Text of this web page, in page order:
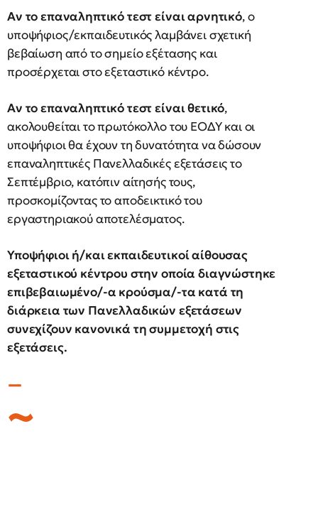
Αν το επαναληπτικό τεστ είναι αρνητικό, ο
υποψήφιος/εκπαιδευτικός λαμβάνει σχετική
βεβαίωση από το σημείο εξέτασης και
προσέρχεται στο εξεταστικό κέντρο.
Αν το επαναληπτικό τεστ είναι θετικό,
ακολουθείται το πρωτόκολλο του ΕΟΔΥ και οι
υποψήφιοι θα έχουν τη δυνατότητα να δώσουν
επαναληπτικές Πανελλαδικές εξετάσεις το
Σεπτέμβριο, κατόπιν αίτησής τους,
προσκομίζοντας το αποδεικτικό του
εργαστηριακού αποτελέσματος.
Υποψήφιοι ή/και εκπαιδευτικοί αίθουσας
εξεταστικού κέντρου στην οποία διαγνώστηκε
επιβεβαιωμένο/-α κρούσμα/-τα κατά τη
διάρκεια των Πανελλαδικών εξετάσεων
συνεχίζουν κανονικά τη συμμετοχή στις
εξετάσεις.